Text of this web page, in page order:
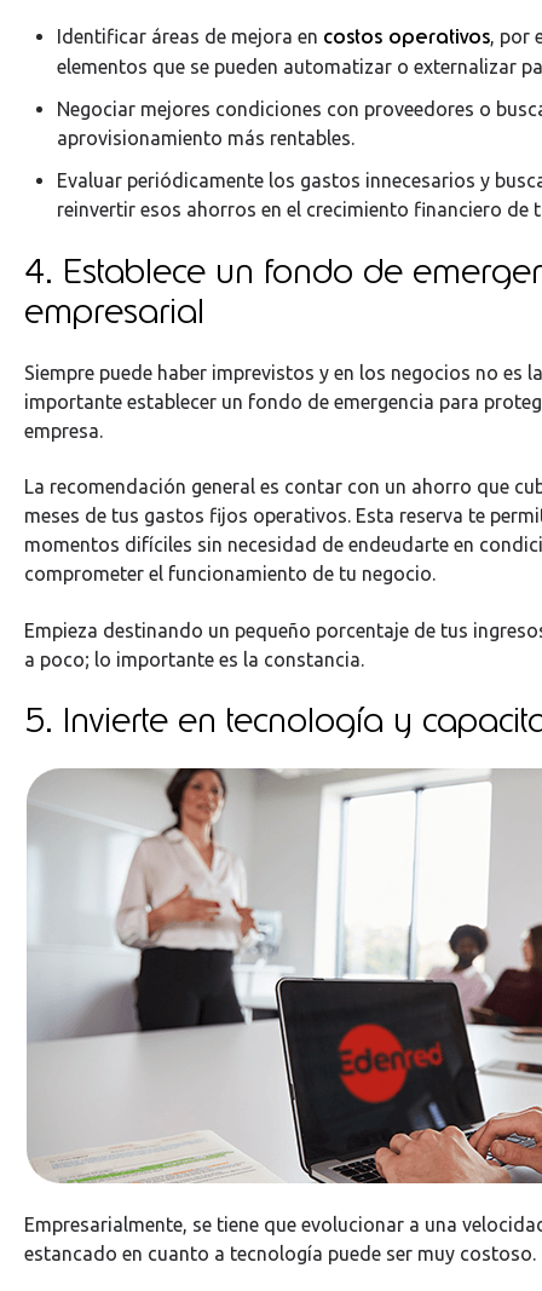
Identificar áreas de mejora en costos operativos, por
elementos que se pueden automatizar o externalizar
Negociar mejores condiciones con proveedores o
aprovisionamiento más rentables.
Evaluar periódicamente los gastos innecesarios y
reinvertir esos ahorros en el crecimiento financiero de
4. Establece un fondo de
empresarial
Siempre puede haber imprevistos y en los negocios no es
importante establecer un fondo de emergencia para
empresa.
La recomendación general es contar con un ahorro que
meses de tus gastos fijos operativos. Esta reserva te
momentos difíciles sin necesidad de endeudarte en
comprometer el funcionamiento de tu negocio.
Empieza destinando un pequeño porcentaje de tus
a poco; lo importante es la constancia.
5. Invierte en tecnología y
Empresarialmente, se tiene que evolucionar a una
estancado en cuanto a tecnología puede ser muy costoso.